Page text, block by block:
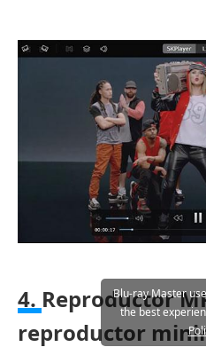
4. Reproductor
reproductor
Blu-ray Master
the best